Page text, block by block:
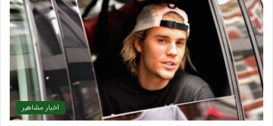
اخبار مشاهیر